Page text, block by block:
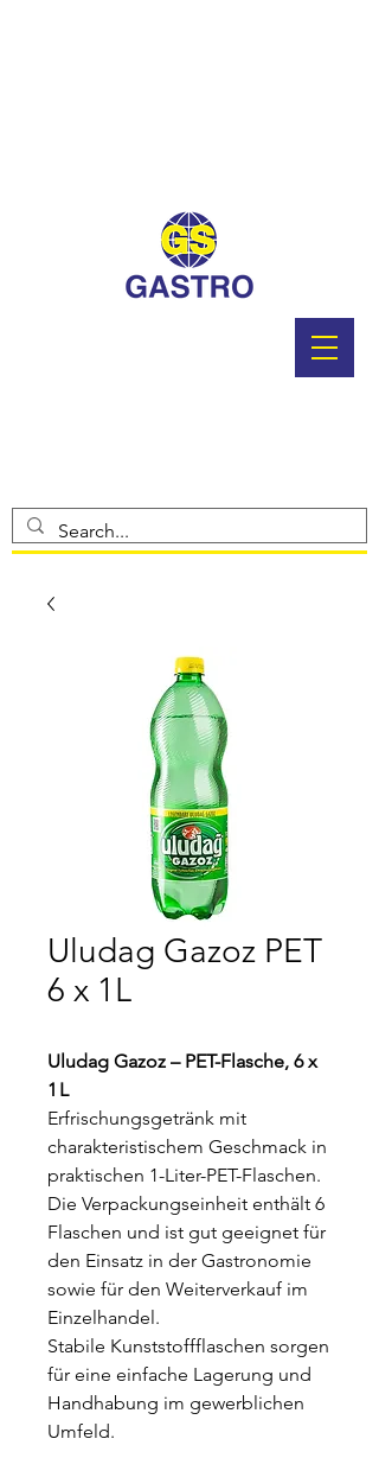
Uludag Gazoz PET
6 x 1L
Uludag Gazoz – PET-Flasche, 6 x
1 L
Erfrischungsgetränk mit
charakteristischem Geschmack in
praktischen 1-Liter-PET-Flaschen.
Die Verpackungseinheit enthält 6
Flaschen und ist gut geeignet für
den Einsatz in der Gastronomie
sowie für den Weiterverkauf im
Einzelhandel.
Stabile Kunststoffflaschen sorgen
für eine einfache Lagerung und
Handhabung im gewerblichen
Umfeld.